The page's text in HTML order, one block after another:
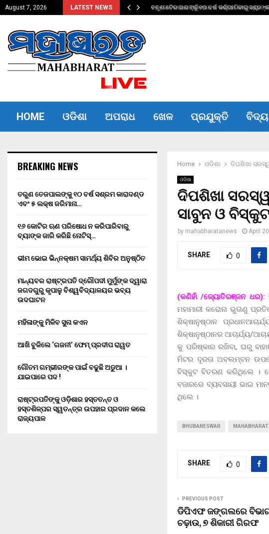
August 7, 2026 LATEST NEWS
ଏବଂ… ୧୬ କୋଟିର ଋଣ ପରିଷୋଧ ନ କରିପାରିବାରୁ
HOME ଓଡିଶା ଅପରାଧ ଖେଳ ପ୍ରଯୁକ୍ତି
Home ଓଡିଶା ଦିପଶିଖା
ଓଡିଶା
ଦିପଶିଖା
ସାବୁନ ଓ
by mahabharatanews April
SHARE 0
(କଣିହାଁ /ଜ୍ୟୋତିରଞ୍ଜନ ଧର):
ମହାମାରୀ କରୋନା ଭୁତାଣୁ
ଶିକ୍ଷାନୁଷ୍ଠାନ
ଶିକ୍ଷାନୁଷ୍ଠାନର ଆଚାର୍ଯ୍ୟ/
କୁ ପରିଷ୍କାର ରଖିବା, ଘରୁ
ମିଟର ଦୂରତା ଅବଲମ୍ବନ
ବିସ୍କୁଟ ବିତରଣ କରିଥିଲେ ।
ବଜାରରେ ବ୍ୟବସାୟୀ ଭାଇ
ଥିଲେ ।
BHUBANESWAR MAHABHARAT
SHARE 0
PREVIOUS POST
ଡିପିଏଫ ଜଙ୍ଗଲରେ
ଚଢ଼ାଉ, ୭ ଶିକାରୀ ଗିରଫ
BREAKING NEWS
ତରୁଣ ତେଜପାଲଙ୍କୁ ୧୦ ବର୍ଷ ସଶ୍ରମ କାରାଦଣ୍ଡ
ଏବଂ ₹୫ ଲକ୍ଷ ଜରିମାନା…
୧୬ କୋଟିର ଋଣ ପରିଷୋଧ ନ କରିପାରିବାରୁ
ବ୍ୟାଙ୍କ ଜାରି କରିଛି ନୋଟିସ୍…
ଭୀମ ଭୋଇ ଭିନ୍ନକ୍ଷମ ସାମର୍ଥ୍ୟ ଶିବିର ଅନୁଷ୍ଠିତ
ମାନ୍ୟବର ରାଷ୍ଟ୍ରପତି ଦ୍ରୌପଦୀ ମୁର୍ମୁଙ୍କ ଦ୍ୱାରା
ଜଗଦଗୁରୁ କୃପାଳୁ ବିଶ୍ୱବିଦ୍ୟାଳୟର ଭବ୍ୟ
ଉଦଘାଟନ
ମହିଳାଙ୍କୁ ମିଳିବ ସୁନା କଏନ
ଆଖି ବୁଜିଲେ ‘ଗଜନୀ’ ଫେମ୍ ପ୍ରଦୀପ ରାୱତ
ଗୌତମ ଗମ୍ଭୀରଙ୍କ ପାଇଁ ବଢୁଛି ଅଡୁଆ ।
ଯାଇପାରେ ପଦ !
ରାଷ୍ଟ୍ରପତିଙ୍କୁ ଓଡ଼ିଶାର ହସ୍ତତନ୍ତ ଓ
ହସ୍ତଶିଳ୍ପର ସ୍ୱତନ୍ତ୍ର ଉପହାର ପ୍ରଦାନ କଲେ
ରାଜ୍ୟପାଳ